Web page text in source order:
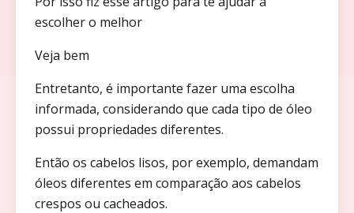
escolher o melhor
Veja bem
Entretanto, é importante fazer uma escolha
informada, considerando que cada tipo de óleo
possui propriedades diferentes.
Então os cabelos lisos, por exemplo, demandam
óleos diferentes em comparação aos cabelos
crespos ou cacheados.